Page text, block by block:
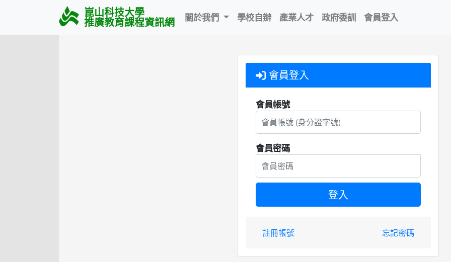
崑山科技大學
推廣教育課程資訊網 關於我們 學校自辦 產業人才 政府委訓 會員登入
會員登入
會員帳號
會員密碼
註冊帳號 忘記密碼